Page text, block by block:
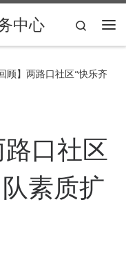
中心
Search
顾】两路口社区“快乐齐
路口社区
素质扩